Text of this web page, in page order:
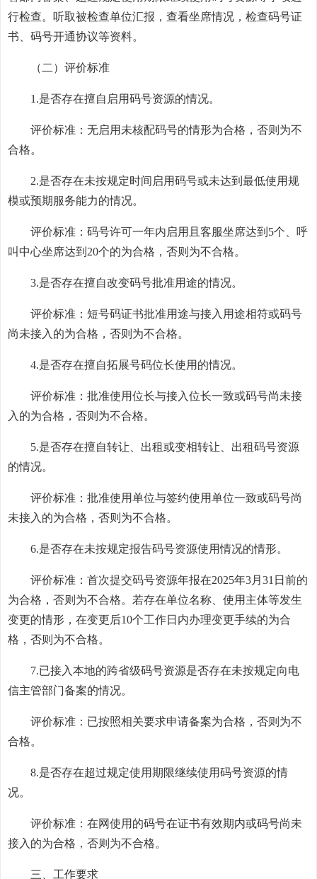
行检查。听取被检查单位汇报，查看坐席情况，检查码号证
书、码号开通协议等资料。
（二）评价标准
1.是否存在擅自启用码号资源的情况。
评价标准：无启用未核配码号的情形为合格，否则为不
合格。
2.是否存在未按规定时间启用码号或未达到最低使用规
模或预期服务能力的情况。
评价标准：码号许可一年内启用且客服坐席达到5个、呼
叫中心坐席达到20个的为合格，否则为不合格。
3.是否存在擅自改变码号批准用途的情况。
评价标准：短号码证书批准用途与接入用途相符或码号
尚未接入的为合格，否则为不合格。
4.是否存在擅自拓展号码位长使用的情况。
评价标准：批准使用位长与接入位长一致或码号尚未接
入的为合格，否则为不合格。
5.是否存在擅自转让、出租或变相转让、出租码号资源
的情况。
评价标准：批准使用单位与签约使用单位一致或码号尚
未接入的为合格，否则为不合格。
6.是否存在未按规定报告码号资源使用情况的情形。
评价标准：首次提交码号资源年报在2025年3月31日前的
为合格，否则为不合格。若存在单位名称、使用主体等发生
变更的情形，在变更后10个工作日内办理变更手续的为合
格，否则为不合格。
7.已接入本地的跨省级码号资源是否存在未按规定向电
信主管部门备案的情况。
评价标准：已按照相关要求申请备案为合格，否则为不
合格。
8.是否存在超过规定使用期限继续使用码号资源的情
况。
评价标准：在网使用的码号在证书有效期内或码号尚未
接入的为合格，否则为不合格。
三、工作要求